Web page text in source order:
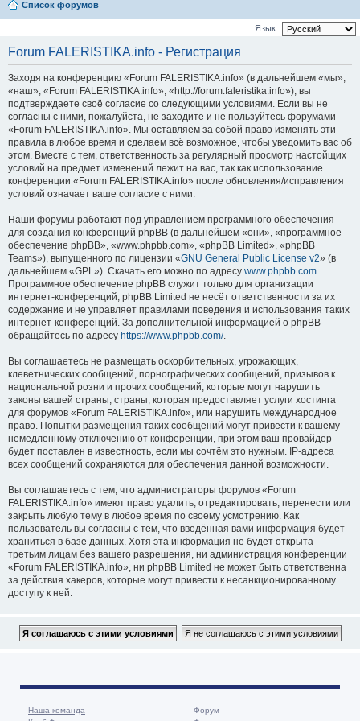
Список форумов
Язык:
Forum FALERISTIKA.info - Регистрация
Заходя на конференцию «Forum FALERISTIKA.info» (в дальнейшем «мы»,
«наш», «Forum FALERISTIKA.info», «http://forum.faleristika.info»), вы
подтверждаете своё согласие со следующими условиями. Если вы не
согласны с ними, пожалуйста, не заходите и не пользуйтесь форумами
«Forum FALERISTIKA.info». Мы оставляем за собой право изменять эти
правила в любое время и сделаем всё возможное, чтобы уведомить вас об
этом. Вместе с тем, ответственность за регулярный просмотр настойщих
условий на предмет изменений лежит на вас, так как использование
конференции «Forum FALERISTIKA.info» после обновления/исправления
условий означает ваше согласие с ними.
Наши форумы работают под управлением программного обеспечения
для создания конференций phpBB (в дальнейшем «они», «программное
обеспечение phpBB», «www.phpbb.com», «phpBB Limited», «phpBB
Teams»), выпущенного по лицензии «GNU General Public License v2» (в
дальнейшем «GPL»). Скачать его можно по адресу www.phpbb.com.
Программное обеспечение phpBB служит только для организации
интернет-конференций; phpBB Limited не несёт ответственности за их
содержание и не управляет правилами поведения и использования таких
интернет-конференций. За дополнительной информацией о phpBB
обращайтесь по адресу https://www.phpbb.com/.
Вы соглашаетесь не размещать оскорбительных, угрожающих,
клеветнических сообщений, порнографических сообщений, призывов к
национальной розни и прочих сообщений, которые могут нарушить
законы вашей страны, страны, которая предоставляет услуги хостинга
для форумов «Forum FALERISTIKA.info», или нарушить международное
право. Попытки размещения таких сообщений могут привести к вашему
немедленному отключению от конференции, при этом ваш провайдер
будет поставлен в известность, если мы сочтём это нужным. IP-адреса
всех сообщений сохраняются для обеспечения данной возможности.
Вы соглашаетесь с тем, что администраторы форумов «Forum
FALERISTIKA.info» имеют право удалить, отредактировать, перенести или
закрыть любую тему в любое время по своему усмотрению. Как
пользователь вы согласны с тем, что введённая вами информация будет
храниться в базе данных. Хотя эта информация не будет открыта
третьим лицам без вашего разрешения, ни администрация конференции
«Forum FALERISTIKA.info», ни phpBB Limited не может быть ответственна
за действия хакеров, которые могут привести к несанкционированному
доступу к ней.
Наша команда
Форум